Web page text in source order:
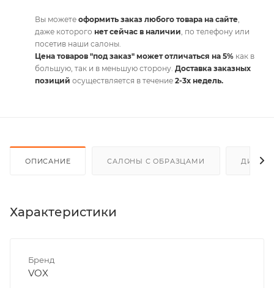
Вы можете оформить заказ любого товара на сайте,
даже которого нет сейчас в наличии, по телефону или
посетив наши салоны.
Цена товаров "под заказ" может отличаться на 5% как в
большую, так и в меньшую сторону. Доставка заказных
позиций осуществляется в течение 2-3х недель.
ОПИСАНИЕ САЛОНЫ С ОБРАЗЦАМИ
Характеристики
Бренд
VOX